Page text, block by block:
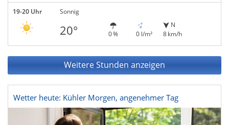
19-20 Uhr Sonnig
20° 0 % 0 l/m²
N
8 km/h
Weitere Stunden anzeigen
Wetter heute: Kühler Morgen, angenehmer Tag